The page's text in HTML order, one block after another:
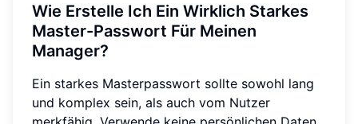
Wie Erstelle Ich Ein Wirklich Starkes
Master-Passwort Für Meinen
Manager?
Ein starkes Masterpasswort sollte sowohl lang
und komplex sein, als auch vom Nutzer